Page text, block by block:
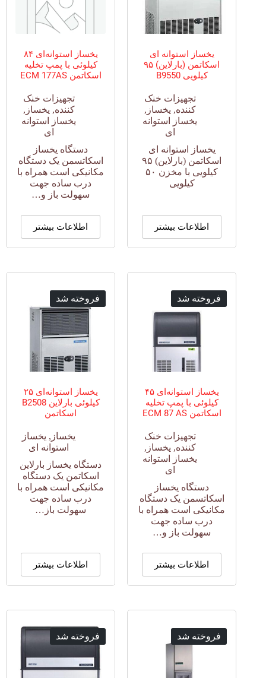
یخساز استوانه ای
اسکاتمن (بارلاین) ۹۵
کیلویی B9550
تجهیزات خنک
کننده, یخساز ,
یخساز استوانه
ای
یخساز استوانه ای
اسکاتمن (بارلاین) ۹۵
کیلویی با مخزن ۵۰
کیلویی
اطلاعات بیشتر
یخساز استوانه‌ای ۸۴
کیلوئی با پمپ تخلیه
اسکاتمن ECM 177AS
تجهیزات خنک
کننده, یخساز ,
یخساز استوانه
ای
دستگاه یخساز
اسکاتسمن یک دستگاه
مکانیکی است همراه با
درب ساده جهت
سهولت باز و…
اطلاعات بیشتر
فروخته شد
یخساز استوانه‌ای ۴۵
کیلوئی با پمپ تخلیه
اسکاتمن ECM 87 AS
تجهیزات خنک
کننده, یخساز ,
یخساز استوانه
ای
دستگاه یخساز
اسکاتسمن یک دستگاه
مکانیکی است همراه با
درب ساده جهت
سهولت باز و…
اطلاعات بیشتر
فروخته شد
یخساز استوانه‌ای ۲۵
کیلوئی بارلاین B2508
اسکاتمن
یخساز , یخساز
استوانه ای
دستگاه یخساز بارلاین
اسکاتمن یک دستگاه
مکانیکی است همراه با
درب ساده جهت
سهولت باز…
اطلاعات بیشتر
فروخته شد فروخته شد